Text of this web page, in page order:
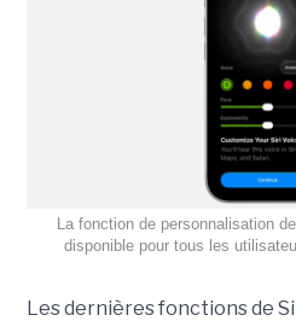
La fonction de personnalisation
disponible pour tous les
Les dernières fonctions de